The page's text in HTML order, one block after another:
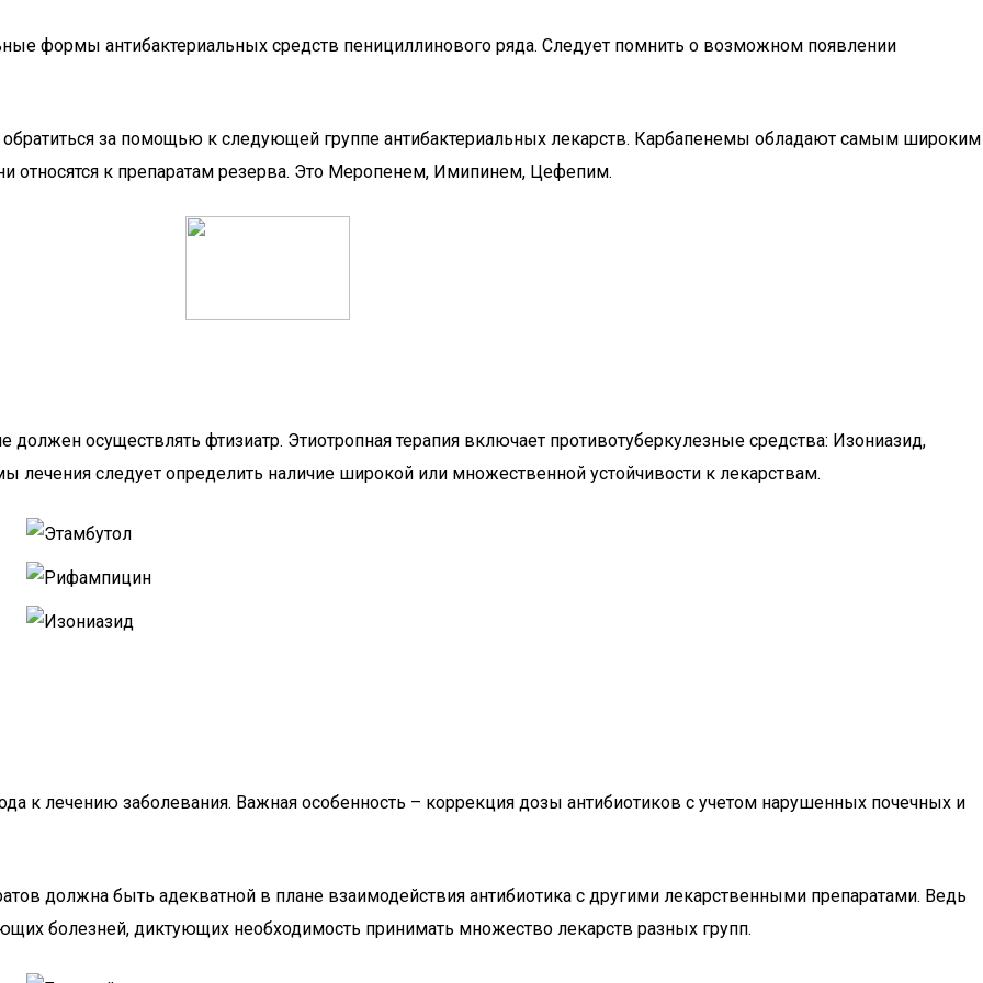
формы антибактериальных средств пенициллинового ряда. Следует помнить о возможном появлении
за помощью к следующей группе антибактериальных лекарств. Карбапенемы обладают самым широким
относятся к препаратам резерва. Это Меропенем, Имипинем, Цефепим.
должен осуществлять фтизиатр. Этиотропная терапия включает противотуберкулезные средства: Изониазид,
следует определить наличие широкой или множественной устойчивости к лекарствам.
к лечению заболевания. Важная особенность – коррекция дозы антибиотиков с учетом нарушенных почечных и
должна быть адекватной в плане взаимодействия антибиотика с другими лекарственными препаратами. Ведь
болезней, диктующих необходимость принимать множество лекарств разных групп.